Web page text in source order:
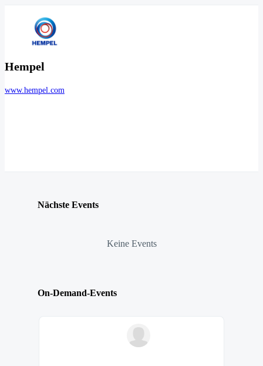
Hempel
www.hempel.com
Nächste Events
Keine Events
On-Demand-Events